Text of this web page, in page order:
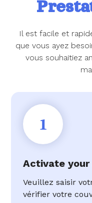
Il est facile et
que vous ayez
vous souhaitiez
1
Activate
Veuillez saisir
vérifier votre